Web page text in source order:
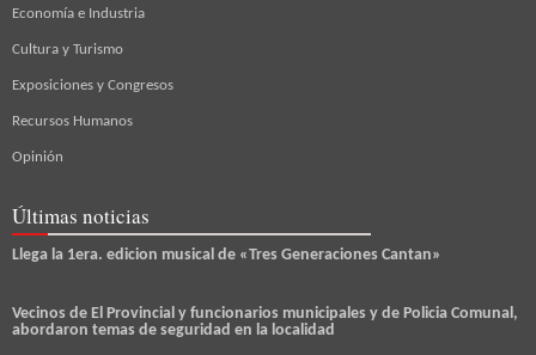
Economía e Industria
Cultura y Turismo
Exposiciones y Congresos
Recursos Humanos
Opinión
Últimas noticias
Llega la 1era. edicion musical de «Tres Generaciones Cantan»
Vecinos de El Provincial y funcionarios municipales y de Policia Comunal,
abordaron temas de seguridad en la localidad